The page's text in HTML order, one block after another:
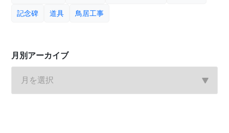
記念碑 道具 鳥居工事
月別アーカイブ